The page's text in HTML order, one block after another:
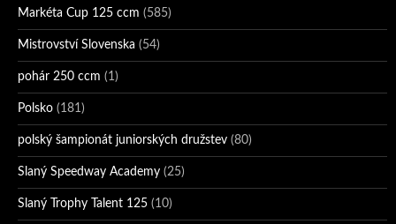
Markéta Cup 125 ccm (585)
Mistrovství Slovenska (54)
pohár 250 ccm (1)
Polsko (181)
polský šampionát juniorských družstev (80)
Slaný Speedway Academy (25)
Slaný Trophy Talent 125 (10)